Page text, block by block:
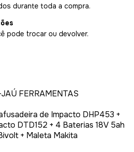
durante toda a compra.
pode trocar ou devolver.
FERRAMENTAS
de Impacto DHP453 +
DTD152 + 4 Baterias 18V 5ah
+ Maleta Makita